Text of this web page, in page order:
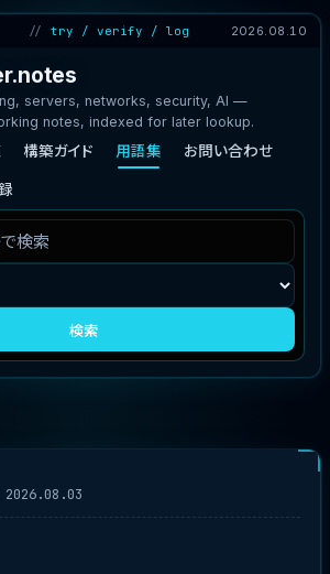
try / verify / log 2026.08.10
servers, networks, security, AI —
notes, indexed for later lookup.
構築ガイド 用語集 お問い合わせ
検索
2026.08.03